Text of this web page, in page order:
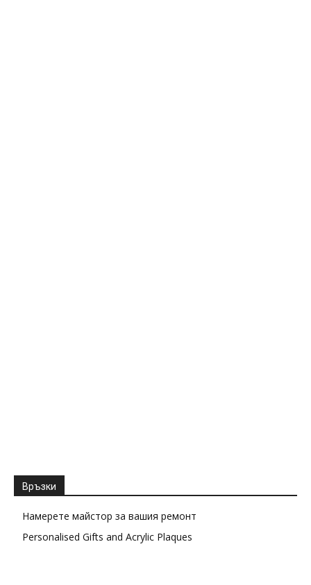
Връзки
Намерете майстор за вашия ремонт
Personalised Gifts and Acrylic Plaques